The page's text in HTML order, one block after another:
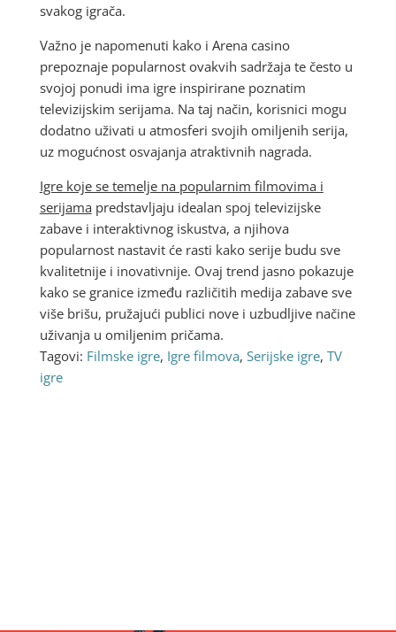
svakog igrača.
Važno je napomenuti kako i Arena casino
prepoznaje popularnost ovakvih sadržaja te često u
svojoj ponudi ima igre inspirirane poznatim
televizijskim serijama. Na taj način, korisnici mogu
dodatno uživati u atmosferi svojih omiljenih serija,
uz mogućnost osvajanja atraktivnih nagrada.
Igre koje se temelje na popularnim filmovima i
serijama predstavljaju idealan spoj televizijske
zabave i interaktivnog iskustva, a njihova
popularnost nastavit će rasti kako serije budu sve
kvalitetnije i inovativnije. Ovaj trend jasno pokazuje
kako se granice između različitih medija zabave sve
više brišu, pružajući publici nove i uzbudljive načine
uživanja u omiljenim pričama.
Tagovi: Filmske igre, Igre filmova, Serijske igre, TV
igre